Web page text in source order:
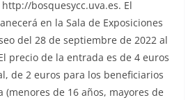
bosquesycc.uva.es. El
en la Sala de Exposiciones
del 28 de septiembre de 2022 al
precio de la entrada es de 4 euros
de 2 euros para los beneficiarios
de 16 años, mayores de